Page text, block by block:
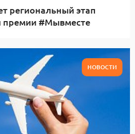
региональный этап
#Мывместе
НОВОСТИ